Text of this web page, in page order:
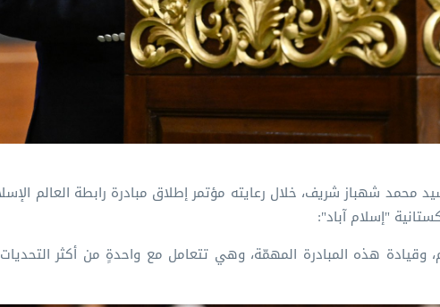
محمد شهباز شريف، خلال رعايته مؤتمر إطلاق مبادرة ⁧‫رابطة العالم
"إسلام آباد":
وقيادة هذه المبادرة المهمّة، وهي تتعامل مع واحدةٍ من أكثر